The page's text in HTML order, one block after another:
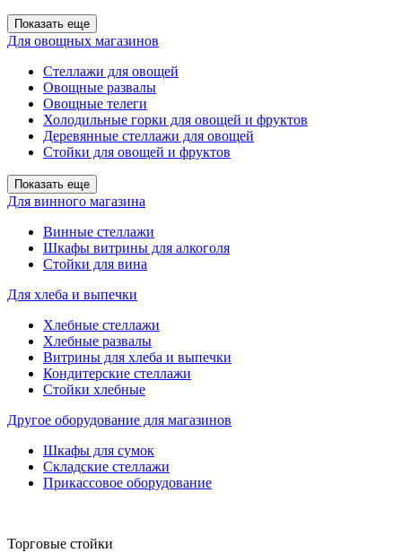
Показать еще
Для овощных магазинов
Стеллажи для овощей
Овощные развалы
Овощные телеги
Холодильные горки для овощей и фруктов
Деревянные стеллажи для овощей
Стойки для овощей и фруктов
Показать еще
Для винного магазина
Винные стеллажи
Шкафы витрины для алкоголя
Стойки для вина
Для хлеба и выпечки
Хлебные стеллажи
Хлебные развалы
Витрины для хлеба и выпечки
Кондитерские стеллажи
Стойки хлебные
Другое оборудование для магазинов
Шкафы для сумок
Складские стеллажи
Прикассовое оборудование
Торговые стойки